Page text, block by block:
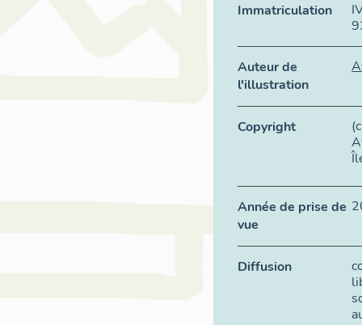
Immatriculation
Auteur de
l'illustration
Copyright
Année de prise de
vue
Diffusion